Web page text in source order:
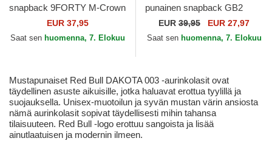
snapback 9FORTY M-Crown
Washed Red Bull Racing
Formula 1 New Era
EUR 37,95
Saat sen huomenna, 7. Elokuu
punainen snapback GB2
Raging Bull The Rocker The
Farm Goorin Bros.
EUR 39,95 EUR 27,97
Saat sen huomenna, 7. Elokuu
Mustapunaiset Red Bull DAKOTA 003 -aurinkolasit ovat
täydellinen asuste aikuisille, jotka haluavat erottua tyylillä ja
suojauksella. Unisex-muotoilun ja syvän mustan värin ansiosta
nämä aurinkolasit sopivat täydellisesti mihin tahansa
tilaisuuteen. Red Bull -logo erottuu sangoista ja lisää
ainutlaatuisen ja modernin ilmeen.